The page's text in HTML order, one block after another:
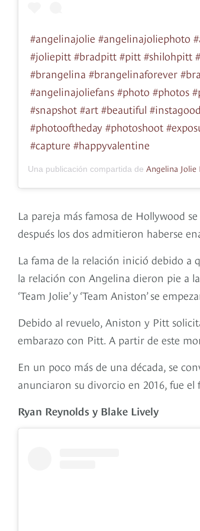
#angelinajolie #angelinajoliephoto
#joliepitt #bradpitt #pitt #shilohpitt
#brangelina #brangelinaforever
#angelinajoliefans #photo #photos
#snapshot #art #beautiful
#photooftheday #photoshoot
#capture #happyvalentine
Una publicación compartida de Angelina Jolie
La pareja más famosa de Hollywood
después los dos admitieron haberse
La fama de la relación inició debido a
la relación con Angelina dieron pie a
‘Team Jolie’ y ‘Team Aniston’ se
Debido al revuelo, Aniston y Pitt
embarazo con Pitt. A partir de este
En un poco más de una década, se
anunciaron su divorcio en 2016, fue el
Ryan Reynolds y Blake Lively